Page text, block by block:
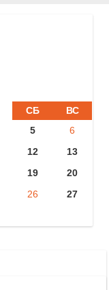
СБ
ВС
5
6
12
13
19
20
26
27